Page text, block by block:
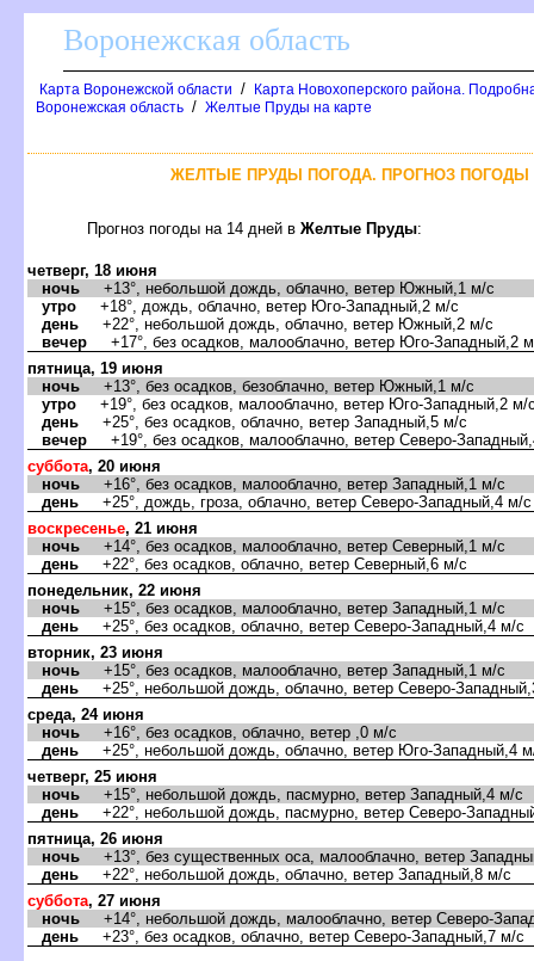
оронежская область
Карта Воронежской области /
Карта Новохоперского района.
оронежская область / Желтые Пруды на карте
ЖЕЛТЫЕ ПРУДЫ ПОГОДА. ПРОГНОЗ
Прогноз погоды на 14 дней Желтые Пруды:
четверг, 18 июня
ночь +13°, небольшой дождь, облачно, ветер Южный,1 м/с
утро +18°, дождь, облачно, ветер Юго-Западный,2 м/с
день +22°, небольшой дождь, облачно, ветер Южный,2 м/с
ечер +17°, без осадков, малооблачно, ветер Юго-Западный,2
пятница, 19 июня
ночь +13°, без осадков, безоблачно, ветер Южный,1 м/с
утро +19°, без осадков, малооблачно, ветер Юго-Западный,2 м/
день +25°, без осадков, облачно, ветер Западный,5 м/с
ечер +19°, без осадков, малооблачно, ветер Северо-
суббота, 20 июня
ночь +16°, без осадков, малооблачно, ветер Западный,1 м/с
день +25°, дождь, гроза, облачно, ветер Северо-Западный,4 м/с
оскресенье, 21 июня
ночь +14°, без осадков, малооблачно, ветер Северный,1 м/с
день +22°, без осадков, облачно, ветер Северный,6 м/с
понедельник, 22 июня
ночь +15°, без осадков, малооблачно, ветер Западный,1 м/с
день +25°, без осадков, облачно, ветер Северо-Западный,4 м/с
торник, 23 июня
ночь +15°, без осадков, малооблачно, ветер Западный,1 м/с
день +25°, небольшой дождь, облачно, ветер Северо-
среда, 24 июня
ночь +16°, без осадков, облачно, ветер ,0 м/с
день +25°, небольшой дождь, облачно, ветер Юго-Западный,4
четверг, 25 июня
ночь +15°, небольшой дождь, пасмурно, ветер Западный,4 м/с
день +22°, небольшой дождь, пасмурно, ветер Северо-
пятница, 26 июня
ночь +13°, без существенных оса, малооблачно, ветер
день +22°, небольшой дождь, облачно, ветер Западный,8 м/с
суббота, 27 июня
ночь +14°, небольшой дождь, малооблачно, ветер Северо-
день +23°, без осадков, облачно, ветер Северо-Западный,7 м/с